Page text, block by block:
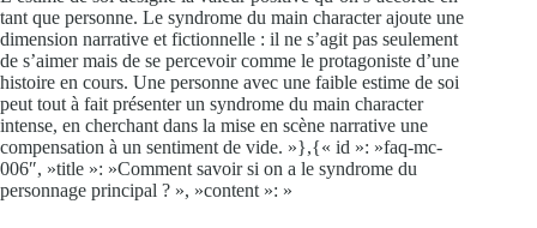
tant que personne. Le syndrome du main character ajoute une
dimension narrative et fictionnelle : il ne s’agit pas seulement
de s’aimer mais de se percevoir comme le protagoniste d’une
histoire en cours. Une personne avec une faible estime de soi
peut tout à fait présenter un syndrome du main character
intense, en cherchant dans la mise en scène narrative une
compensation à un sentiment de vide. »},{« id »: »faq-mc-
006″, »title »: »Comment savoir si on a le syndrome du
personnage principal ? », »content »: »